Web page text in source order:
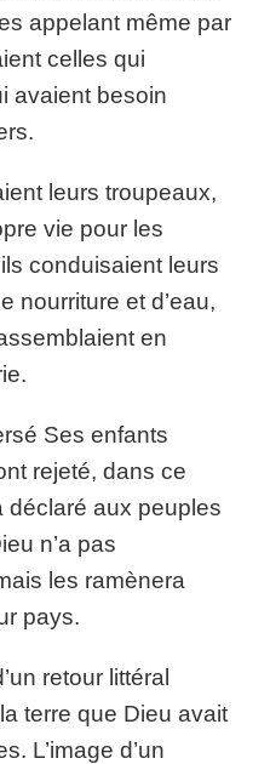
appelant même par
celles qui
avaient besoin
leurs troupeaux,
vie pour les
conduisaient leurs
nourriture et d’eau,
en
Ses enfants
rejeté, dans ce
déclaré aux peuples
n’a pas
les ramènera
pays.
retour littéral
terre que Dieu avait
L’image d’un